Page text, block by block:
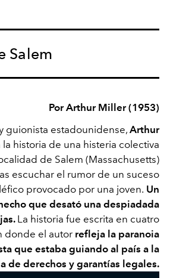
Salem
Por Arthur Miller (1953)
guionista estadounidense, Arthur
la historia de una histeria colectiva
de Salem (Massachusetts)
escuchar el rumor de un suceso
provocado por una joven. Un
que desató una despiadada
La historia fue escrita en cuatro
donde el autor refleja la paranoia
que estaba guiando al país a la
de derechos y garantías legales.